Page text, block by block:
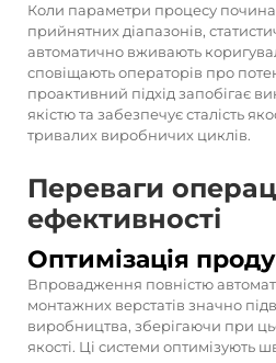
Коли параметри процесу
прийнятних діапазонів,
автоматично вживають
сповіщають операторів про
проактивний підхід запобігає
якістю та забезпечує сталість
тривалих виробничих циклів.
Переваги
ефективності
Оптимізація
Впровадження повністю
монтажних верстатів значно
виробництва, зберігаючи при
якості. Ці системи оптимізують